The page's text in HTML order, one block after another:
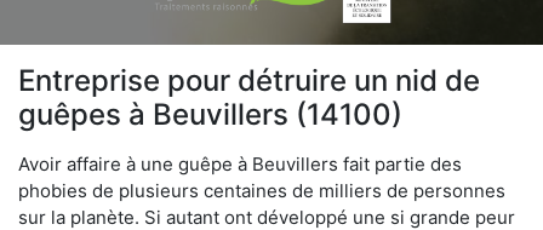
Entreprise pour détruire un nid de
guêpes à Beuvillers (14100)
Avoir affaire à une guêpe à Beuvillers fait partie des
phobies de plusieurs centaines de milliers de personnes
sur la planète. Si autant ont développé une si grande peur